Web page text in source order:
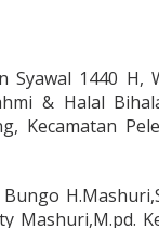
Syawal 1440 H,
& Halal
Kecamatan
Mashuri,M.pd.